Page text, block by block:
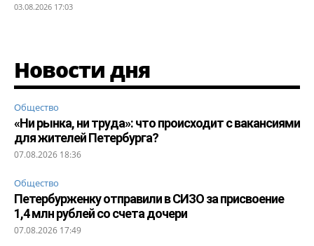
03.08.2026 17:03
Новости дня
Общество
«Ни рынка, ни труда»: что происходит с вакансиями
для жителей Петербурга?
07.08.2026 18:36
Общество
Петербурженку отправили в СИЗО за присвоение
1,4 млн рублей со счета дочери
07.08.2026 17:49